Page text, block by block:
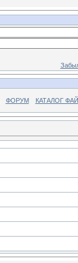
ФОРУМ КАТАЛОГ